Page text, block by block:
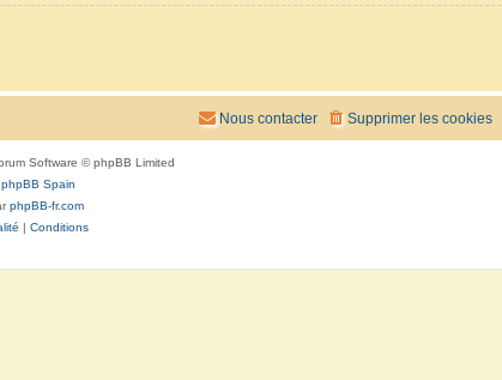
Supprimer les cookies
Nous contacter
Software © phpBB Limited
phpBB Spain
phpBB-fr.com
Conditions